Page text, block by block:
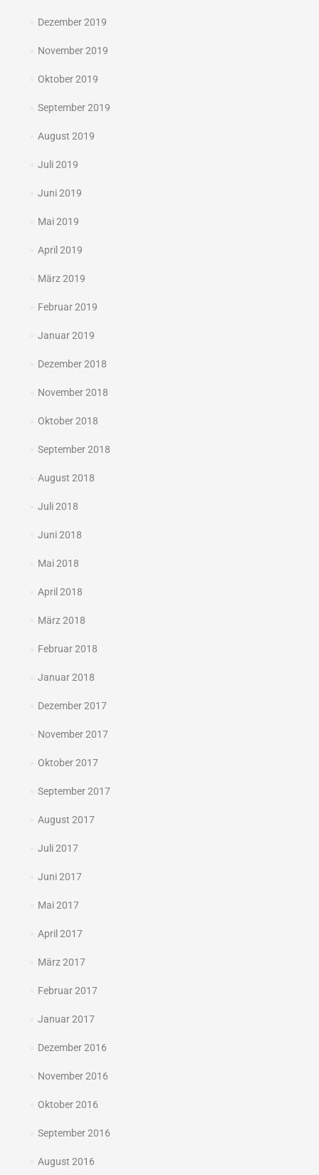
Dezember 2019
November 2019
Oktober 2019
September 2019
August 2019
Juli 2019
Juni 2019
Mai 2019
April 2019
März 2019
Februar 2019
Januar 2019
Dezember 2018
November 2018
Oktober 2018
September 2018
August 2018
Juli 2018
Juni 2018
Mai 2018
April 2018
März 2018
Februar 2018
Januar 2018
Dezember 2017
November 2017
Oktober 2017
September 2017
August 2017
Juli 2017
Juni 2017
Mai 2017
April 2017
März 2017
Februar 2017
Januar 2017
Dezember 2016
November 2016
Oktober 2016
September 2016
August 2016